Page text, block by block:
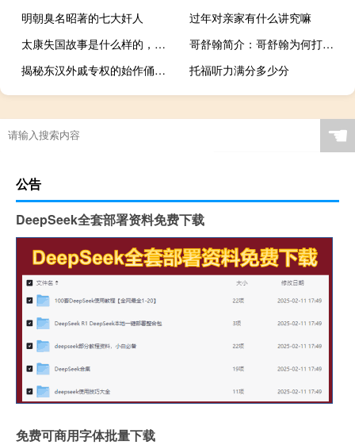
明朝臭名昭著的七大奸人
过年对亲家有什么讲究嘛
太康​失国故事是什么样的，太康​失国后谁复国
哥舒翰简介：哥舒翰为何打不过安禄山？
揭秘东汉外戚专权的始作俑者是谁？
托福听力满分多少分
☚
公告
DeepSeek全套部署资料免费下载
免费可商用字体批量下载